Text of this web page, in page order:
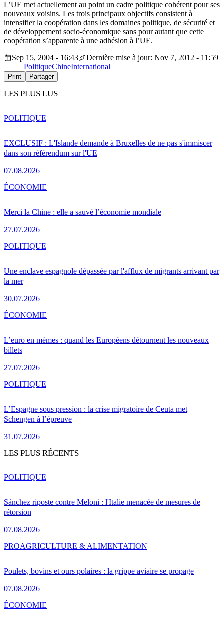
L’UE met actuellement au point un cadre politique cohérent pour ses
nouveaux voisins. Les trois principaux objectifs consistent à
intensifier la coopération dans les domaines politique, de sécurité et
de développement socio-économique sans pour autant que cette
coopération s’apparente à une adhésion à l’UE.
Sep 15, 2004 - 16:43
Dernière mise à jour: Nov 7, 2012 - 11:59
PolitiqueChineInternational
Print Partager
LES PLUS LUS
EXCLUSIF : L'Islande demande à Bruxelles de ne pas s'immiscer
dans son référendum sur l'UE
07.08.2026
POLITIQUE
Merci la Chine : elle a sauvé l’économie mondiale
27.07.2026
ÉCONOMIE
Une enclave espagnole dépassée par l'afflux de migrants arrivant par
la mer
30.07.2026
POLITIQUE
L’euro en mèmes : quand les Européens détournent les nouveaux
billets
27.07.2026
ÉCONOMIE
L’Espagne sous pression : la crise migratoire de Ceuta met
Schengen à l’épreuve
31.07.2026
POLITIQUE
LES PLUS RÉCENTS
Sánchez riposte contre Meloni : l'Italie menacée de mesures de
rétorsion
07.08.2026
POLITIQUE
Poulets, bovins et ours polaires : la grippe aviaire se propage
07.08.2026
PROAGRICULTURE & ALIMENTATION
ÉCONOMIE